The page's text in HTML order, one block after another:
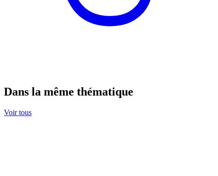
Dans la même thématique
Voir tous